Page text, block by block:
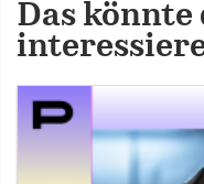
Das könnte